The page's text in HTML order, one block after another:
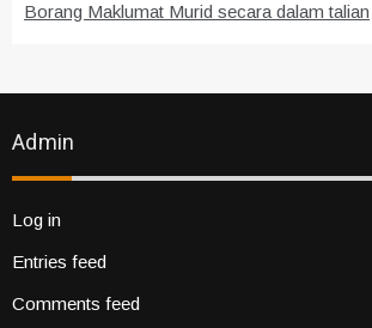
Borang Maklumat Murid secara dalam talian
Admin
Log in
Entries feed
Comments feed